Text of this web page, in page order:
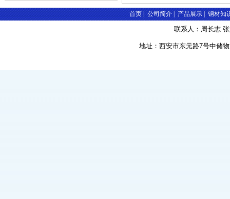
首页 |公司简介|产品展示| 钢材知
联系人：周长志
地址：西安市东元路7号中储